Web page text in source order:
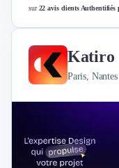
SMS Marketing
Email Marketing
Logiciel Marketing
Logiciel Commercial
Levée de fonds
Droit des Affaires
sur22 avis clients
Katiro
Paris,